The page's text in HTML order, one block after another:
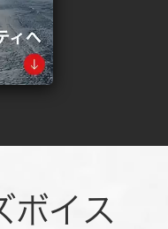
ボイス